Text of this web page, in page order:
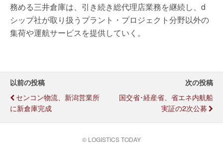
務める三井倉庫は、引き続き総代理店業務を継続し、d
シップ社が取り扱うプラント・プロジェクト分野以外の
集荷や運航サービスを提供していく。
以前の投稿
センコン物流、新潟営業所
に新倉庫完成
次の投稿
国交省･経産省、省エネ内航船
実証の2次公募
© LOGISTICS TODAY